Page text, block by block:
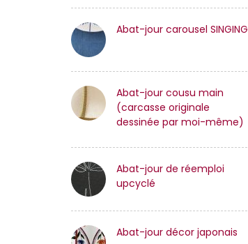
Abat-jour carousel SINGING
Abat-jour cousu main
(carcasse originale
dessinée par moi-même)
Abat-jour de réemploi
upcyclé
Abat-jour décor japonais